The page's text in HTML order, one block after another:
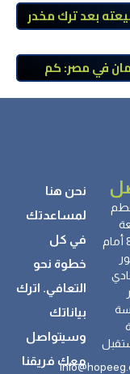
بعد ترك مخدر
في مصر: كم
يشمله سعر
8091 أمام
نحن هنا
لمساعدتك
في كل
خطوة نحو
التعافي. اترك
بياناتك
وسيتواصل
معك فريقنا